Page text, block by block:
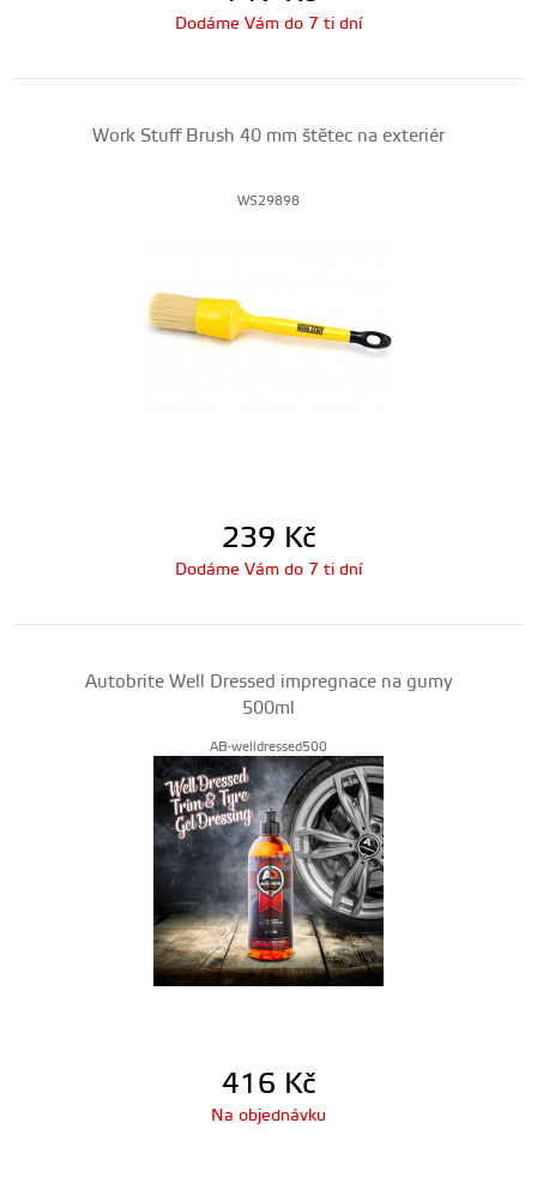
Dodáme Vám do 7 ti dní
Work Stuff Brush 40 mm štětec na exteriér
WS29898
239 Kč
Dodáme Vám do 7 ti dní
Autobrite Well Dressed impregnace na gumy
500ml
AB-welldressed500
416 Kč
Na objednávku